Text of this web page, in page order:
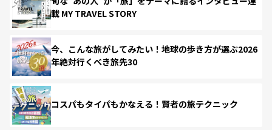
載 MY TRAVEL STORY
今、こんな旅がしてみたい！地球の歩き方が選ぶ2026
年絶対行くべき旅先30
コスパもタイパもかなえる！賢者の旅テクニック